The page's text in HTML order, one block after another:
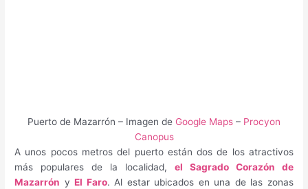
Puerto de Mazarrón – Imagen de Google Maps – Procyon
Canopus
A unos pocos metros del puerto están dos de los atractivos
más populares de la localidad, el Sagrado Corazón de
Mazarrón yEl Faro. Al estar ubicados en una de las zonas